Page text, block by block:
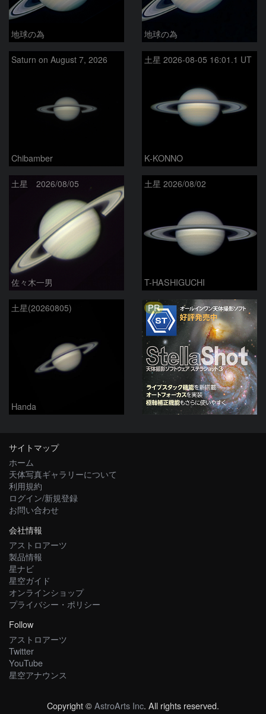
地球の為 地球の為
Saturn on August 7, 2026
Chibamber
土星 2026-08-05 16:01.1 UT
K-KONNO
土星 2026/08/05
佐々木一男
土星 2026/08/02
T-HASHIGUCHI
土星(20260805)
Handa
PR
サイトマップ
ホーム
天体写真ギャラリーについて
利用規約
ログイン/新規登録
お問い合わせ
会社情報
アストロアーツ
製品情報
星ナビ
星空ガイド
オンラインショップ
プライバシー・ポリシー
Follow
アストロアーツ
Twitter
YouTube
星空アナウンス
Copyright ©AstroArts Inc. All rights reserved.